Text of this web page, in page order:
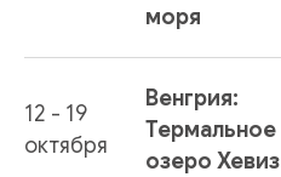
моря
12 - 19
октября
Венгрия:
Термальное
озеро Хевиз